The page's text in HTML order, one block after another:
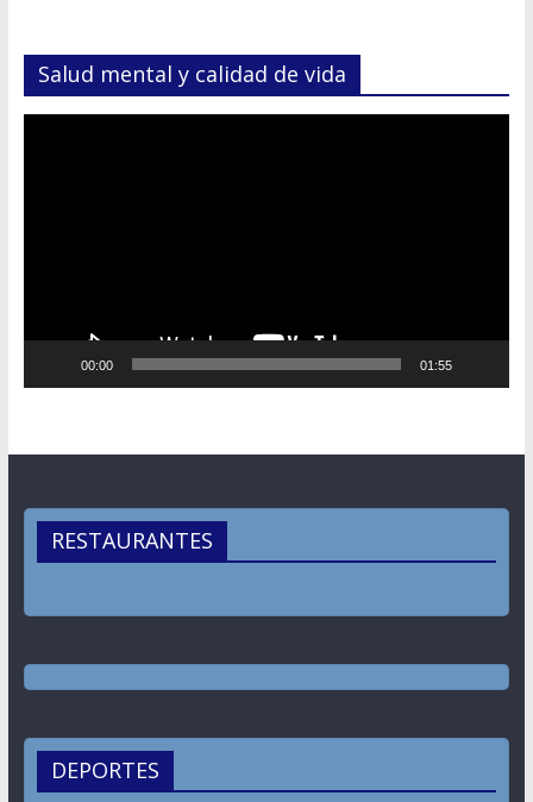
Salud mental y calidad de vida
00:00 01:55
RESTAURANTES
DEPORTES